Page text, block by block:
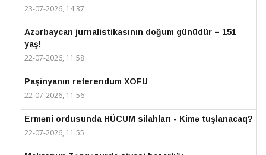
23-07-2026, 14:37
Azərbaycan jurnalistikasının doğum günüdür – 151
yaş!
22-07-2026, 11:58
Paşinyanın referendum XOFU
22-07-2026, 11:56
Erməni ordusunda HÜCUM silahları - Kimə tuşlanacaq?
22-07-2026, 11:55